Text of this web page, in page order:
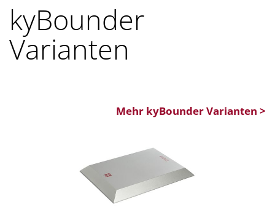
kyBounder
Varianten
Mehr kyBounder Varianten >